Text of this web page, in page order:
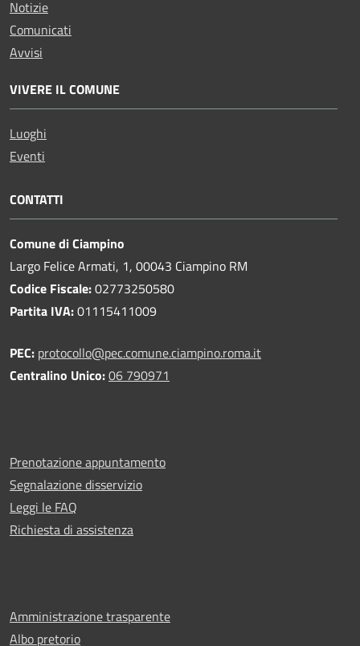
Notizie
Comunicati
Avvisi
VIVERE IL COMUNE
Luoghi
Eventi
CONTATTI
Comune di Ciampino
Largo Felice Armati, 1, 00043 Ciampino RM
Codice Fiscale:02773250580
Partita IVA:01115411009
PEC: protocollo@pec.comune.ciampino.roma.it
Centralino Unico:06 790971
Prenotazione appuntamento
Segnalazione disservizio
Leggi le FAQ
Richiesta di assistenza
Amministrazione trasparente
Albo pretorio